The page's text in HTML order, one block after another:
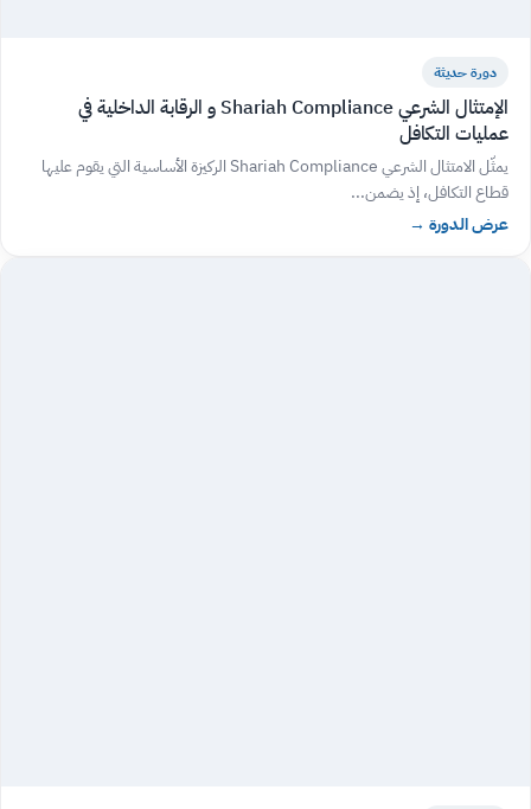
دورة حديثة
الإمتثال الشرعي Shariah Compliance و الرقابة الداخلية في
عمليات التكافل
يمثّل الامتثال الشرعي Shariah Compliance الركيزة الأساسية التي يقوم عليها
قطاع التكافل، إذ يضمن...
عرض الدورة →